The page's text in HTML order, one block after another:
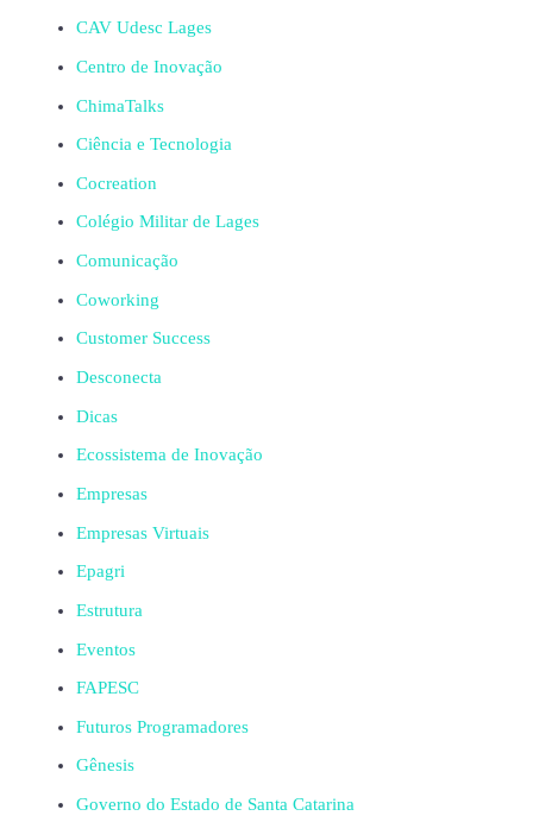
CAV Udesc Lages
Centro de Inovação
ChimaTalks
Ciência e Tecnologia
Cocreation
Colégio Militar de Lages
Comunicação
Coworking
Customer Success
Desconecta
Dicas
Ecossistema de Inovação
Empresas
Empresas Virtuais
Epagri
Estrutura
Eventos
FAPESC
Futuros Programadores
Gênesis
Governo do Estado de Santa Catarina